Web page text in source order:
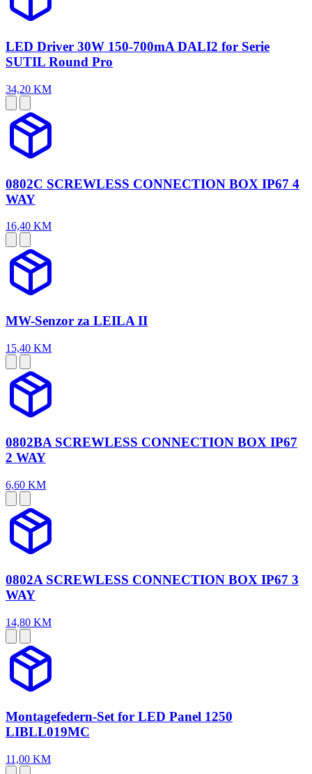
LED Driver 30W 150-700mA DALI2 for Serie
SUTIL Round Pro
34,20 KM
0802C SCREWLESS CONNECTION BOX IP67 4
WAY
16,40 KM
MW-Senzor za LEILA II
15,40 KM
0802BA SCREWLESS CONNECTION BOX IP67
2 WAY
6,60 KM
0802A SCREWLESS CONNECTION BOX IP67 3
WAY
14,80 KM
Montagefedern-Set for LED Panel 1250
LIBLL019MC
11,00 KM